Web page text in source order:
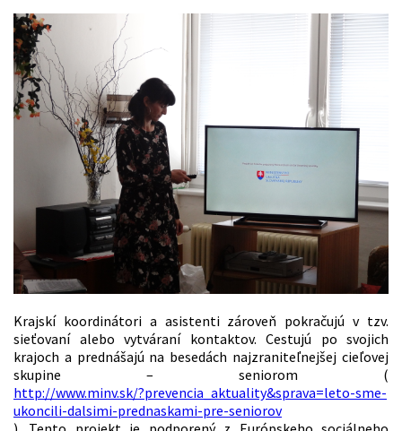
Krajskí koordinátori a asistenti zároveň pokračujú v tzv.
sieťovaní alebo vytváraní kontaktov. Cestujú po svojich
krajoch a prednášajú na besedách najzraniteľnejšej cieľovej
skupine – seniorom (
http://www.minv.sk/?prevencia_aktuality&sprava=leto-sme-
ukoncili-dalsimi-prednaskami-pre-seniorov